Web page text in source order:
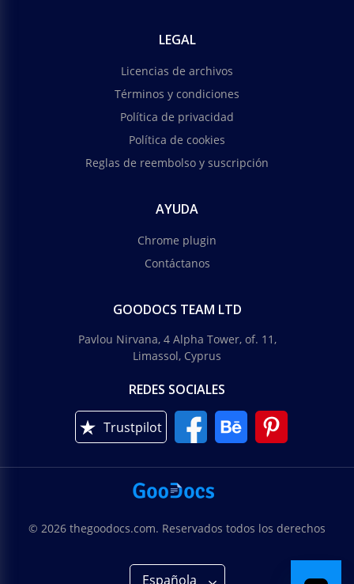
LEGAL
Licencias de archivos
Términos y condiciones
Política de privacidad
Política de cookies
Reglas de reembolso y suscripción
AYUDA
Chrome plugin
Contáctanos
GOODOCS TEAM LTD
Pavlou Nirvana, 4 Alpha Tower, of. 11,
Limassol, Cyprus
REDES SOCIALES
Trustpilot
© 2026 thegoodocs.com. Reservados todos los derechos
Española